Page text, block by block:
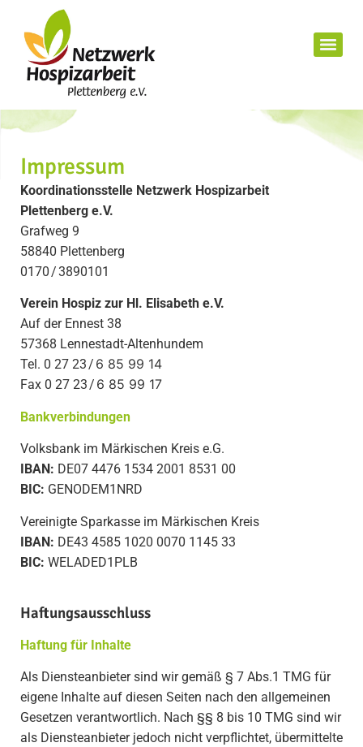
Impressum
Koordinationsstelle Netzwerk Hospizarbeit
Plettenberg e.V.
Grafweg 9
58840 Plettenberg
0170 / 3890101
Verein Hospiz zur Hl. Elisabeth e.V.
Auf der Ennest 38
57368 Lennestadt-Altenhundem
Tel. 0 27 23 / 6 85 99 14
Fax 0 27 23 / 6 85 99 17
Bankverbindungen
Volksbank im Märkischen Kreis e.G.
IBAN: DE07 4476 1534 2001 8531 00
BIC: GENODEM1NRD
Vereinigte Sparkasse im Märkischen Kreis
IBAN: DE43 4585 1020 0070 1145 33
BIC: WELADED1PLB
Haftungsausschluss
Haftung für Inhalte
Als Diensteanbieter sind wir gemäß § 7 Abs.1 TMG für
eigene Inhalte auf diesen Seiten nach den allgemeinen
Gesetzen verantwortlich. Nach §§ 8 bis 10 TMG sind wir
als Diensteanbieter jedoch nicht verpflichtet, übermittelte